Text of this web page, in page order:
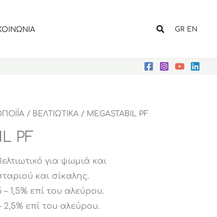
Αναζήτηση
GR EN
/ ΒΕΛΤΙΩΤΙΚΑ / MEGASTABIL PF
PF
για ψωμιά και
και σίκαλης.
1,5% επί του αλεύρου.
2,5% επί του αλεύρου.